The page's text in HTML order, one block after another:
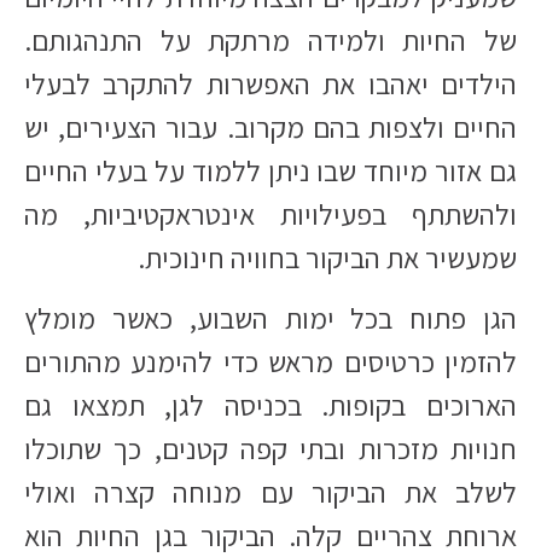
של החיות ולמידה מרתקת על התנהגותם.
הילדים יאהבו את האפשרות להתקרב לבעלי
החיים ולצפות בהם מקרוב. עבור הצעירים, יש
גם אזור מיוחד שבו ניתן ללמוד על בעלי החיים
ולהשתתף בפעילויות אינטראקטיביות, מה
שמעשיר את הביקור בחוויה חינוכית.
הגן פתוח בכל ימות השבוע, כאשר מומלץ
להזמין כרטיסים מראש כדי להימנע מהתורים
הארוכים בקופות. בכניסה לגן, תמצאו גם
חנויות מזכרות ובתי קפה קטנים, כך שתוכלו
לשלב את הביקור עם מנוחה קצרה ואולי
ארוחת צהריים קלה. הביקור בגן החיות הוא